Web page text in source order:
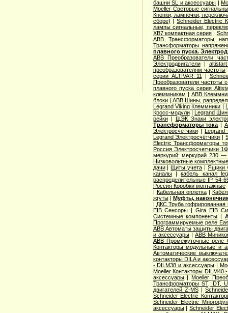
башни SL и аксессуары |
Moeller Световые
Кнопки, лампочки,
сборе) |Schneider Electric
лампы сигнальные,
XB7 компактная серия |
ABB Трансформаторы
Трансформаторы
плавного пуска.
ABB Преобразователи
Электродвигатели|
преобразователям частоты
серии ALTIVAR 11
|
Преобразователи частоты
плавного пуска серия
клеммникам | ABB
блоки| ABB Шины,
Legrand Viking Клеммники |
Кросс-модули| Legrand
рейки| ЩЭК Знаки
Трансформаторы тока |
Электросчётчики| Legrand
Legrand Электросчётчики |
Electric Трансформаторы
Россия Электросчетчики
меркурий: меркурий 230 —
Низковольтные
дачи|Щиты учета |Ящики
каналы|кабель канал
распределительные IP 54-
Россия Коробки монтажные
| Кабельная оплетка|
жгуты| Муфты,
| ДКС Труба гофрированная
EIB Сенсоры |Gira EIB
Системные компоненты |
Программируемые реле
ABB Автоматы защиты
и аксессуары|ABB
ABB Промежуточные реле
Контакторы модульные и
Автоматические
контакторы DILA и
- DILM38 и аксессуары |
Moeller Контакторы DILM40
аксессуары|Moeller
Трансформаторы ST, DT,
двигателей Z-MS|
Schneider Electric
Schneider Electric
аксессуары|Schneider